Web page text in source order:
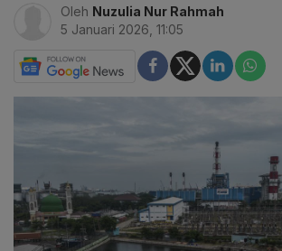
Oleh Nuzulia Nur Rahmah
5 Januari 2026, 11:05